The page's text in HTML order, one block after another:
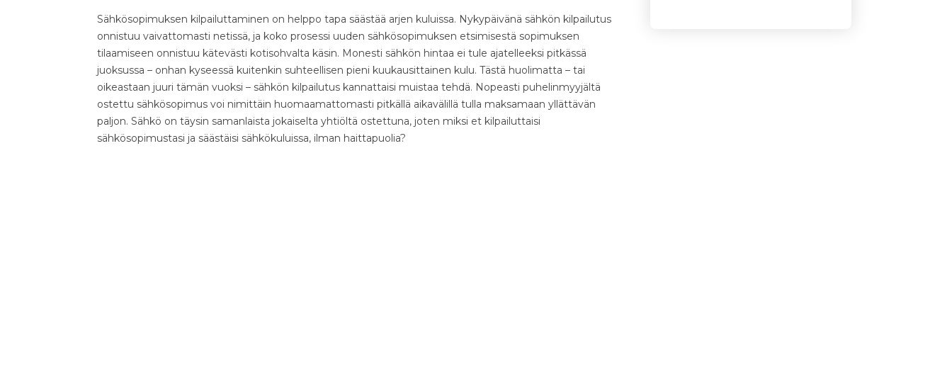
Sähkösopimuksen kilpailuttaminen on helppo tapa säästää arjen kuluissa. Nykypäivänä sähkön kilpailutus
onnistuu vaivattomasti netissä, ja koko prosessi uuden sähkösopimuksen etsimisestä sopimuksen
tilaamiseen onnistuu kätevästi kotisohvalta käsin. Monesti sähkön hintaa ei tule ajatelleeksi pitkässä
juoksussa – onhan kyseessä kuitenkin suhteellisen pieni kuukausittainen kulu. Tästä huolimatta – tai
oikeastaan juuri tämän vuoksi – sähkön kilpailutus kannattaisi muistaa tehdä. Nopeasti puhelinmyyjältä
ostettu sähkösopimus voi nimittäin huomaamattomasti pitkällä aikavälillä tulla maksamaan yllättävän
paljon. Sähkö on täysin samanlaista jokaiselta yhtiöltä ostettuna, joten miksi et kilpailuttaisi
sähkösopimustasi ja säästäisi sähkökuluissa, ilman haittapuolia?